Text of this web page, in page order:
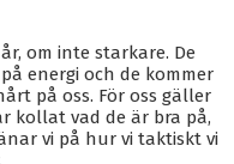
om inte starkare. De
energi och de kommer
på oss. För oss gäller
kollat vad de är bra på,
vi på hur vi taktiskt vi